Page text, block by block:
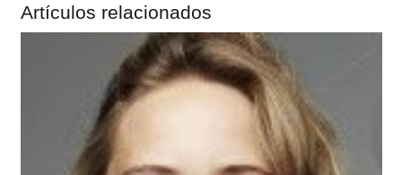
Artículos relacionados